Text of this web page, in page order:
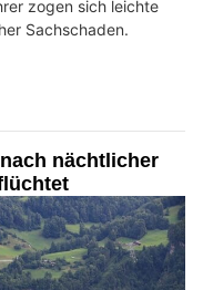
zogen sich leichte
Sachschaden.
nächtlicher